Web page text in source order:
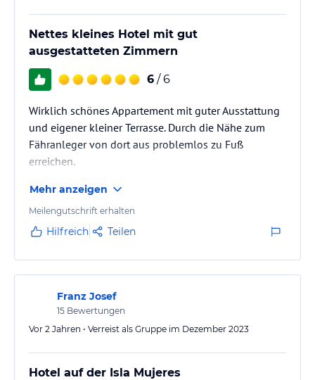
Nettes kleines Hotel mit gut
ausgestatteten Zimmern
6 / 6
Wirklich schönes Appartement mit guter Ausstattung
und eigener kleiner Terrasse. Durch die Nähe zum
Fähranleger von dort aus problemlos zu Fuß
erreichen.
Mehr anzeigen
Meilengutschrift erhalten
Hilfreich Teilen
Franz Josef
15 Bewertungen
Vor 2 Jahren • Verreist als Gruppe im Dezember 2023
Hotel auf der Isla Mujeres